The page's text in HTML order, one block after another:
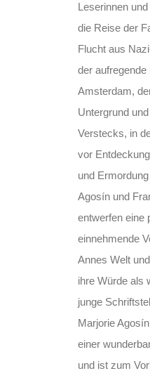
Leserinnen
die Reise der
Flucht aus
der aufregende
Amsterdam,
Untergrund
Verstecks, in
vor
und
Agosín und
entwerfen eine
einnehmende
Annes Welt
ihre Würde als
junge
Marjorie
einer
und ist zum